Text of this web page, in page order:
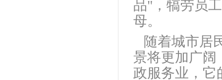
品" ，犒劳员
母。
随着城市居
景将更加广阔
政服务业，它